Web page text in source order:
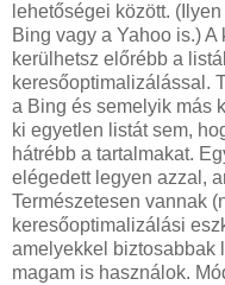
lehetőségei között.
Bing vagy a Yahoo is.)
kerülhetsz előrébb a
keresőoptimalizálással.
a Bing és semelyik más
ki egyetlen listát sem,
hátrébb a tartalmakat.
elégedett legyen azzal,
Természetesen vannak
keresőoptimalizálási
amelyekkel biztosabbak
magam is használok.